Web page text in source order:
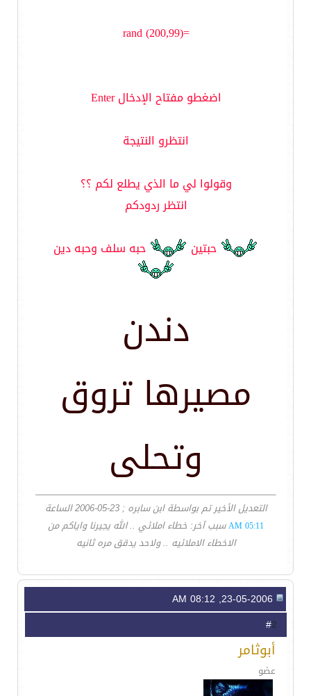
=rand (200,99)
اضغطو مفتاح الإدخال Enter
انتظرو النتيجة
وقولوا لي ما الذي يطلع لكم ؟؟
انتظر ردودكم
حبتين حبه سلف وحبه دين
دندن
مصيرها تروق
وتحلى
التعديل الأخير تم بواسطة ابن سابره ; 23-05-2006 الساعة
05:11 AM
سبب آخر: خطاء املائي .. الله يجيرنا واياكم من
الاخطاء الاملائيه .. ولاحد يدقق مره ثانيه
2
أبوثامر
عضو